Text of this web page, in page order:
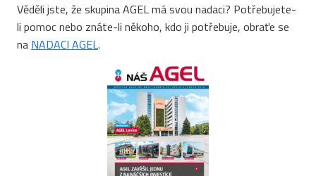
Věděli jste, že skupina AGEL má svou nadaci? Potřebujete-
li pomoc nebo znáte-li někoho, kdo ji potřebuje, obraťe se
na NADACI AGEL.